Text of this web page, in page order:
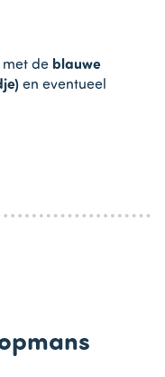
met de blauwe
en eventueel